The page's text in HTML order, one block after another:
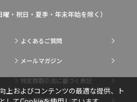
・祝日・夏季・年末年始を除く）
よくあるご質問
メールマガジン
特定商取引法に基づく表記
個人情報保護ポリシー
上およびコンテンツの最適な提供、ト